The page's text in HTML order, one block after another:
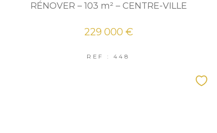
RÉNOVER – 103 m² – CENTRE-VILLE
229 000 €
REF : 448